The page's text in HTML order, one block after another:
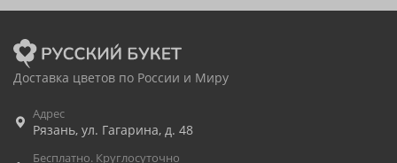
Доставка цветов по России и Миру
Адрес
Рязань, ул. Гагарина, д. 48
Бесплатно. Круглосуточно